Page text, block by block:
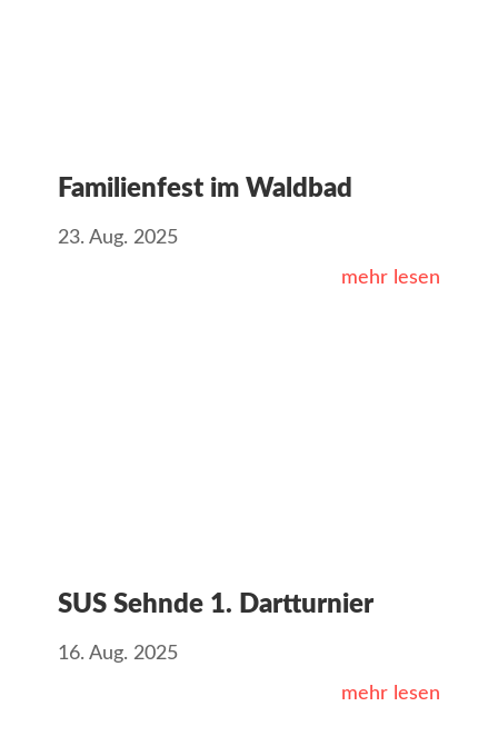
Familienfest im Waldbad
23. Aug. 2025
mehr lesen
SUS Sehnde 1. Dartturnier
16. Aug. 2025
mehr lesen